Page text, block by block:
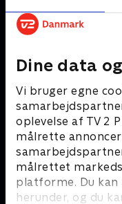
Dine data
Vi bruger egne
oplevelse af TV 2
målrette
målrettet
platforme. Du
herunder, og du
Andre så også
Norskov
Drama • 2 sæsoner